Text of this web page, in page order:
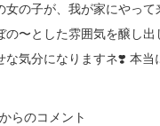
女の子が、我が家にやって
の〜とした雰囲気を醸し出
な気分になりますネ❣️ 本当
らのコメント